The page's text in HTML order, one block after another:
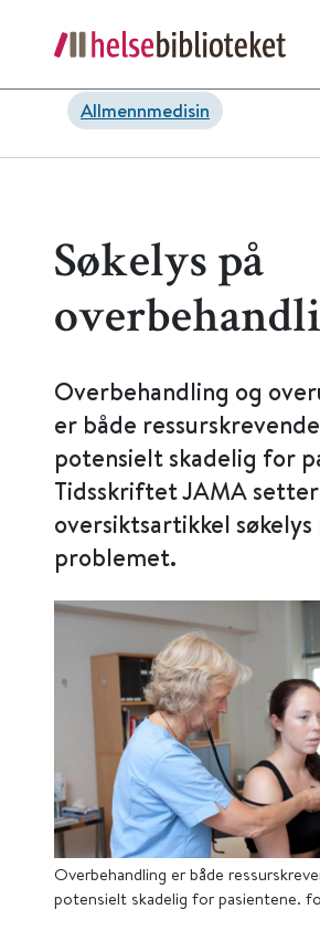
Allmennmedisin
Søkelys på
Overbehandling og
er både
potensielt skadelig for
Tidsskriftet JAMA
oversiktsartikkel søkelys
problemet.
Overbehandling er både
potensielt skadelig for pasientene.